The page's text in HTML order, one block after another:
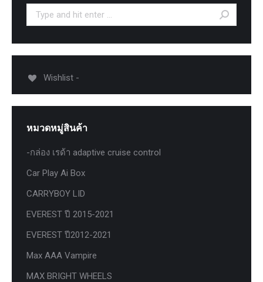
Search:
Wishlist -
หมวดหมู่สินค้า
-กล่อง เรด้า adaptive cruise control
Car Play Ai Box
CARRYBOY LID
EVEREST ปี 2015-2021
EVEREST ปี2012-2021
Max AAA Vampire
MAX BRIGHT WHEELS